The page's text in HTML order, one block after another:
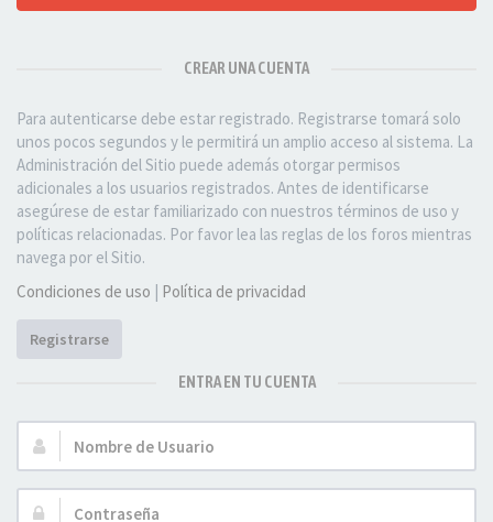
CREAR UNA CUENTA
Para autenticarse debe estar registrado. Registrarse tomará solo
unos pocos segundos y le permitirá un amplio acceso al sistema. La
Administración del Sitio puede además otorgar permisos
adicionales a los usuarios registrados. Antes de identificarse
asegúrese de estar familiarizado con nuestros términos de uso y
políticas relacionadas. Por favor lea las reglas de los foros mientras
navega por el Sitio.
Condiciones de uso | Política de privacidad
Registrarse
ENTRA EN TU CUENTA
Nombre
de
Usuario:
Contraseña: